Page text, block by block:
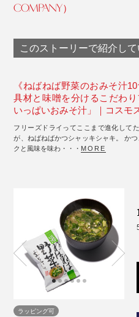
COMPANY）
このストーリーで紹介し
《ねばねば野菜のおみそ汁
具材と味噌を分けるこだわ
いっぱいおみそ汁」｜コスモ
フリーズドライってここまで進化して
が、ねばねばかつシャッキシャキ。 か
クと風味を味わ・・・ MORE
ラッピング可